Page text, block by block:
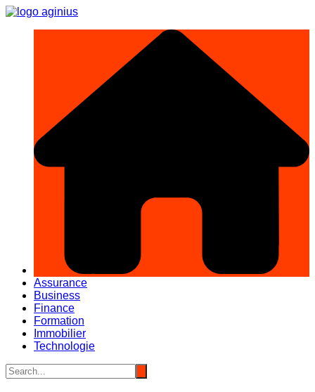
Aller
Assurance
Business
Finance
Formation
Immobilier
Technologie